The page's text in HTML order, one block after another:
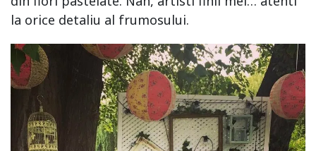
la orice detaliu al frumosului.